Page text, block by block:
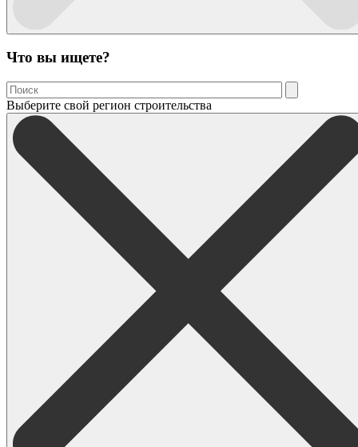
Что вы ищете?
Выберите свой регион строительства